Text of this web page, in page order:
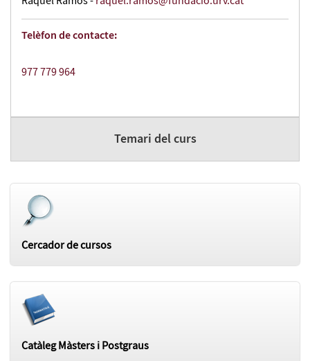
Telèfon de contacte:
977 779 964
Temari del curs
Cercador de cursos
Catàleg Màsters i Postgraus